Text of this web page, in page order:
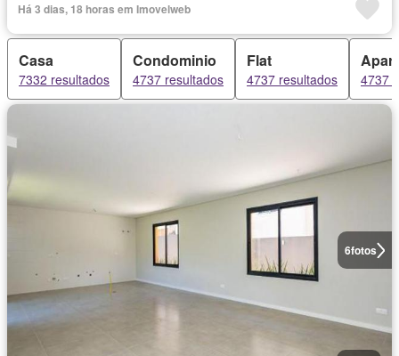
Há 3 dias, 18 horas em Imovelweb
Casa
7332 resultados
Condominio
4737 resultados
Flat
4737 resultados 4737
6fotos